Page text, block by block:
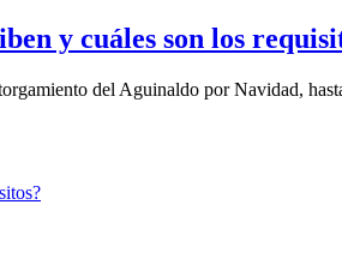
y cuáles son los
del Aguinaldo por Navidad,